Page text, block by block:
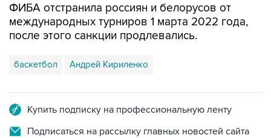
ФИБА отстранила россиян и белорусов от
международных турниров 1 марта 2022 года,
после этого санкции продлевались.
баскетбол Андрей Кириленко
Купить подписку на профессиональную ленту
Подписаться на рассылку главных новостей сайта